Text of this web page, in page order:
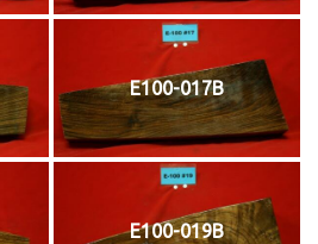
E100-017B
E100-019B